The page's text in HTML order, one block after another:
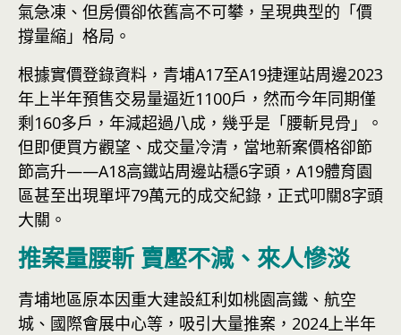
氣急凍、但房價卻依舊高不可攀，呈現典型的「價
撐量縮」格局。
根據實價登錄資料，青埔A17至A19捷運站周邊2023
年上半年預售交易量逼近1100戶，然而今年同期僅
剩160多戶，年減超過八成，幾乎是「腰斬見骨」。
但即便買方觀望、成交量冷清，當地新案價格卻節
節高升——A18高鐵站周邊站穩6字頭，A19體育園
區甚至出現單坪79萬元的成交紀錄，正式叩關8字頭
大關。
推案量腰斬 賣壓不減、來人慘淡
青埔地區原本因重大建設紅利如桃園高鐵、航空
城、國際會展中心等，吸引大量推案，2024上半年